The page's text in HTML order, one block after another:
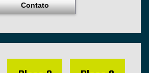
Contato